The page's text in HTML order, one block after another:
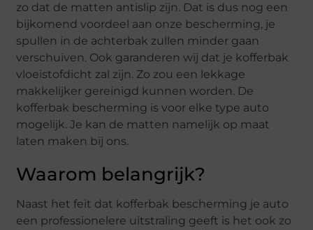
zo dat de matten antislip zijn. Dat is dus nog een
bijkomend voordeel aan onze bescherming, je
spullen in de achterbak zullen minder gaan
verschuiven. Ook garanderen wij dat je kofferbak
vloeistofdicht zal zijn. Zo zou een lekkage
makkelijker gereinigd kunnen worden. De
kofferbak bescherming is voor elke type auto
mogelijk. Je kan de matten namelijk op maat
laten maken bij ons.
Waarom belangrijk?
Naast het feit dat kofferbak bescherming je auto
een professionelere uitstraling geeft is het ook zo